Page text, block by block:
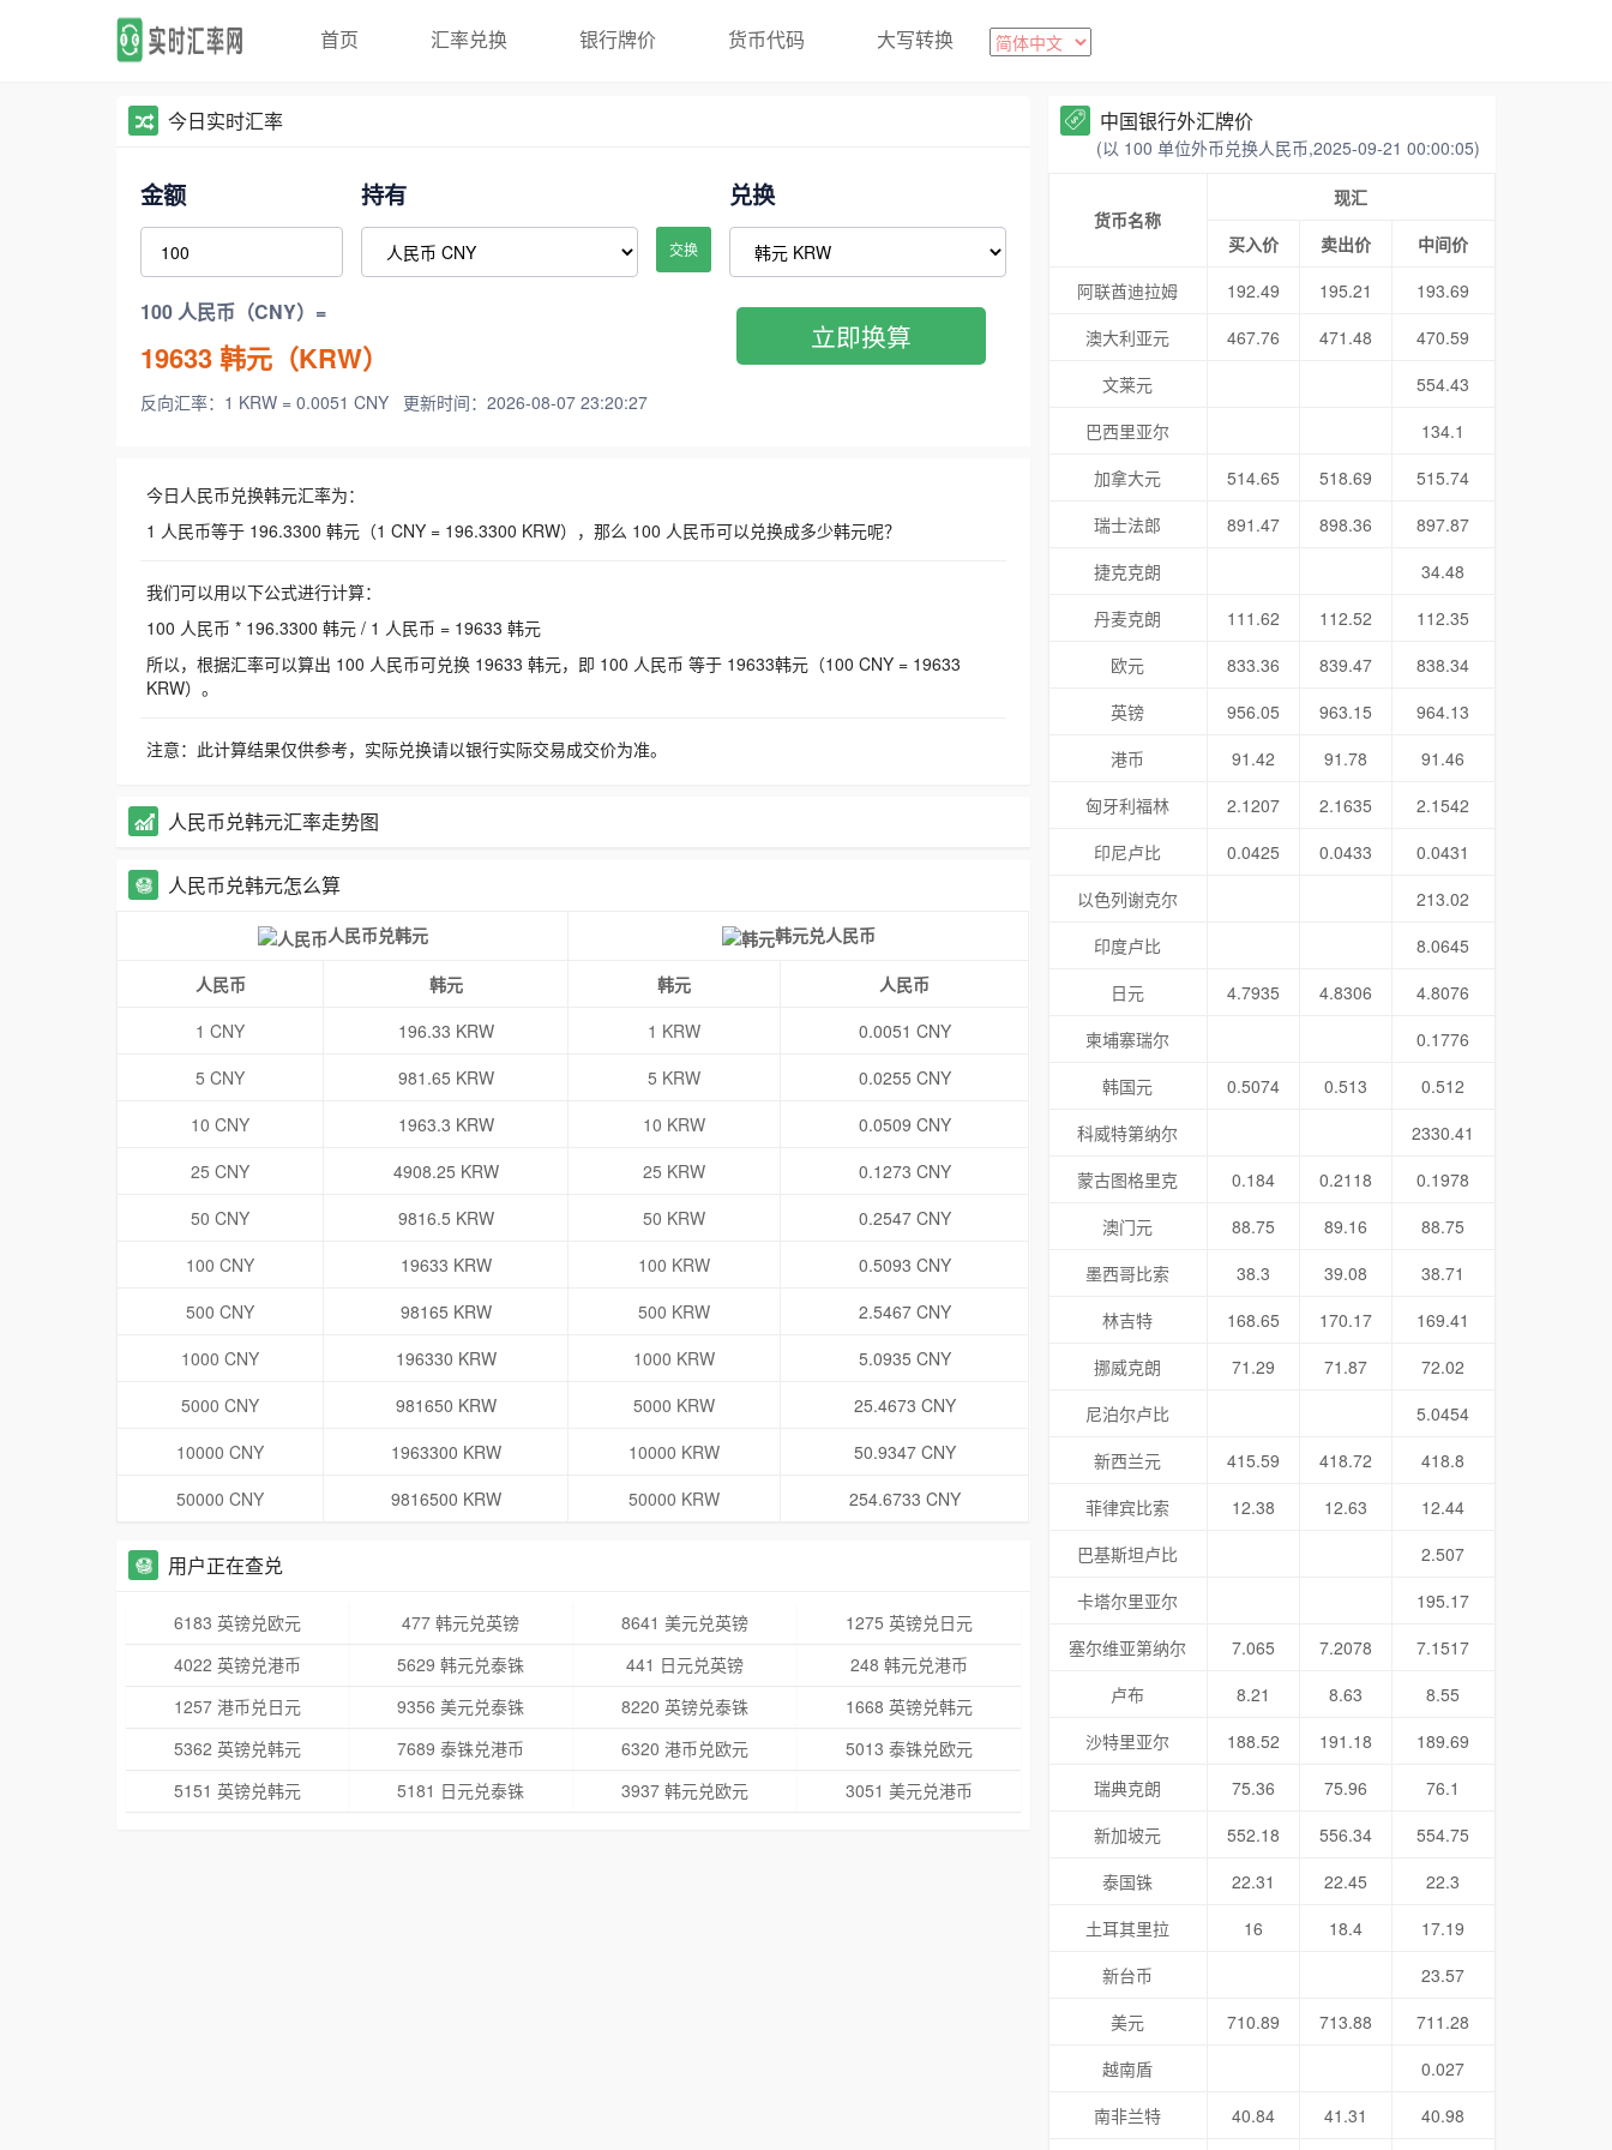
首页 汇率兑换 银行牌价 货币代码 大写转换
今日实时汇率
金额 持有
交换
兑换
100 人民币（CNY）=
19633韩元（KRW）
反向汇率：1 KRW = 0.0051 CNY 更新时间：2026-08-07 23:20:27
立即换算
今日人民币兑换韩元汇率为：
1 人民币等于 196.3300 韩元（1 CNY = 196.3300 KRW），那么 100 人民币可以兑换成多少韩元呢？
我们可以用以下公式进行计算：
100 人民币 * 196.3300 韩元 / 1 人民币 = 19633 韩元
所以，根据汇率可以算出 100 人民币可兑换 19633 韩元，即 100 人民币 等于 19633韩元（100 CNY = 19633
KRW）。
注意：此计算结果仅供参考，实际兑换请以银行实际交易成交价为准。
人民币兑韩元汇率走势图
人民币兑韩元怎么算
人民币兑韩元 韩元兑人民币
人民币 韩元 韩元
人民币
1 CNY
196.33 KRW 1 KRW
0.0051 CNY
5 CNY
981.65 KRW 5 KRW
0.0255 CNY
10 CNY
1963.3 KRW 10 KRW
0.0509 CNY
25 CNY
4908.25 KRW 25 KRW
0.1273 CNY
50 CNY
9816.5 KRW 50 KRW
0.2547 CNY
100 CNY
19633 KRW 100 KRW
0.5093 CNY
500 CNY
98165 KRW 500 KRW
2.5467 CNY
1000 CNY
196330 KRW 1000 KRW
5.0935 CNY
5000 CNY
981650 KRW 5000 KRW
25.4673 CNY
10000 CNY
1963300 KRW 10000 KRW
50.9347 CNY
50000 CNY
9816500 KRW 50000 KRW 254.6733 CNY
用户正在查兑
6183 英镑兑欧元 477 韩元兑英镑 8641 美元兑英镑
1275 英镑兑日元
4022 英镑兑港币
5629 韩元兑泰铢 441 日元兑英镑
248 韩元兑港币
1257 港币兑日元
9356 美元兑泰铢 8220 英镑兑泰铢
1668 英镑兑韩元
5362 英镑兑韩元
7689 泰铢兑港币 6320 港币兑欧元
5013 泰铢兑欧元
5151 英镑兑韩元
5181 日元兑泰铢 3937 韩元兑欧元 3051 美元兑港币
中国银行外汇牌价
(以 100 单位外币兑换人民币,2025-09-21 00:00:05)
货币名称
现汇
买入价
卖出价
中间价
阿联酋迪拉姆
192.49 195.21
193.69
澳大利亚元
467.76 471.48
470.59
文莱元
554.43
巴西里亚尔
134.1
加拿大元
514.65 518.69
515.74
瑞士法郎
891.47 898.36
897.87
捷克克朗
34.48
丹麦克朗
111.62 112.52
112.35
欧元
833.36 839.47
838.34
英镑
956.05 963.15
964.13
港币
91.42 91.78
91.46
匈牙利福林
2.1207 2.1635
2.1542
印尼卢比
0.0425 0.0433
0.0431
以色列谢克尔
213.02
印度卢比
8.0645
日元
4.7935 4.8306
4.8076
柬埔寨瑞尔
0.1776
韩国元
0.5074 0.513
0.512
科威特第纳尔
2330.41
蒙古图格里克
0.184 0.2118
0.1978
澳门元
88.75 89.16
88.75
墨西哥比索
38.3 39.08
38.71
林吉特
168.65 170.17
169.41
挪威克朗
71.29 71.87
72.02
尼泊尔卢比
5.0454
新西兰元
415.59 418.72
418.8
菲律宾比索
12.38 12.63
12.44
巴基斯坦卢比
2.507
卡塔尔里亚尔
195.17
塞尔维亚第纳尔
7.065 7.2078
7.1517
卢布
8.21 8.63
8.55
沙特里亚尔
188.52 191.18
189.69
瑞典克朗
75.36 75.96
76.1
新加坡元
552.18 556.34
554.75
泰国铢
22.31 22.45
22.3
土耳其里拉
16 18.4
17.19
新台币
23.57
美元
710.89 713.88
711.28
越南盾
0.027
南非兰特
40.84 41.31 40.98